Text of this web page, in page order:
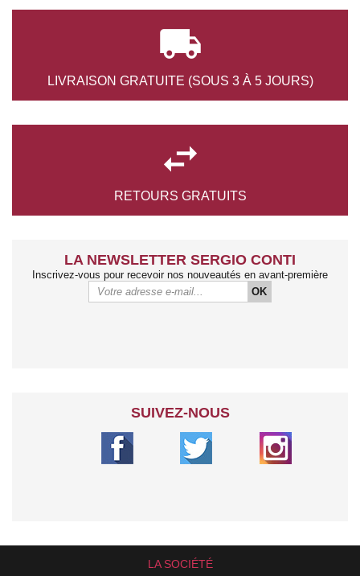

LIVRAISON GRATUITE (SOUS 3 À 5 JOURS)

RETOURS GRATUITS
LA NEWSLETTER SERGIO CONTI
Inscrivez-vous pour recevoir nos nouveautés en avant-première
OK
SUIVEZ-NOUS
LA SOCIÉTÉ